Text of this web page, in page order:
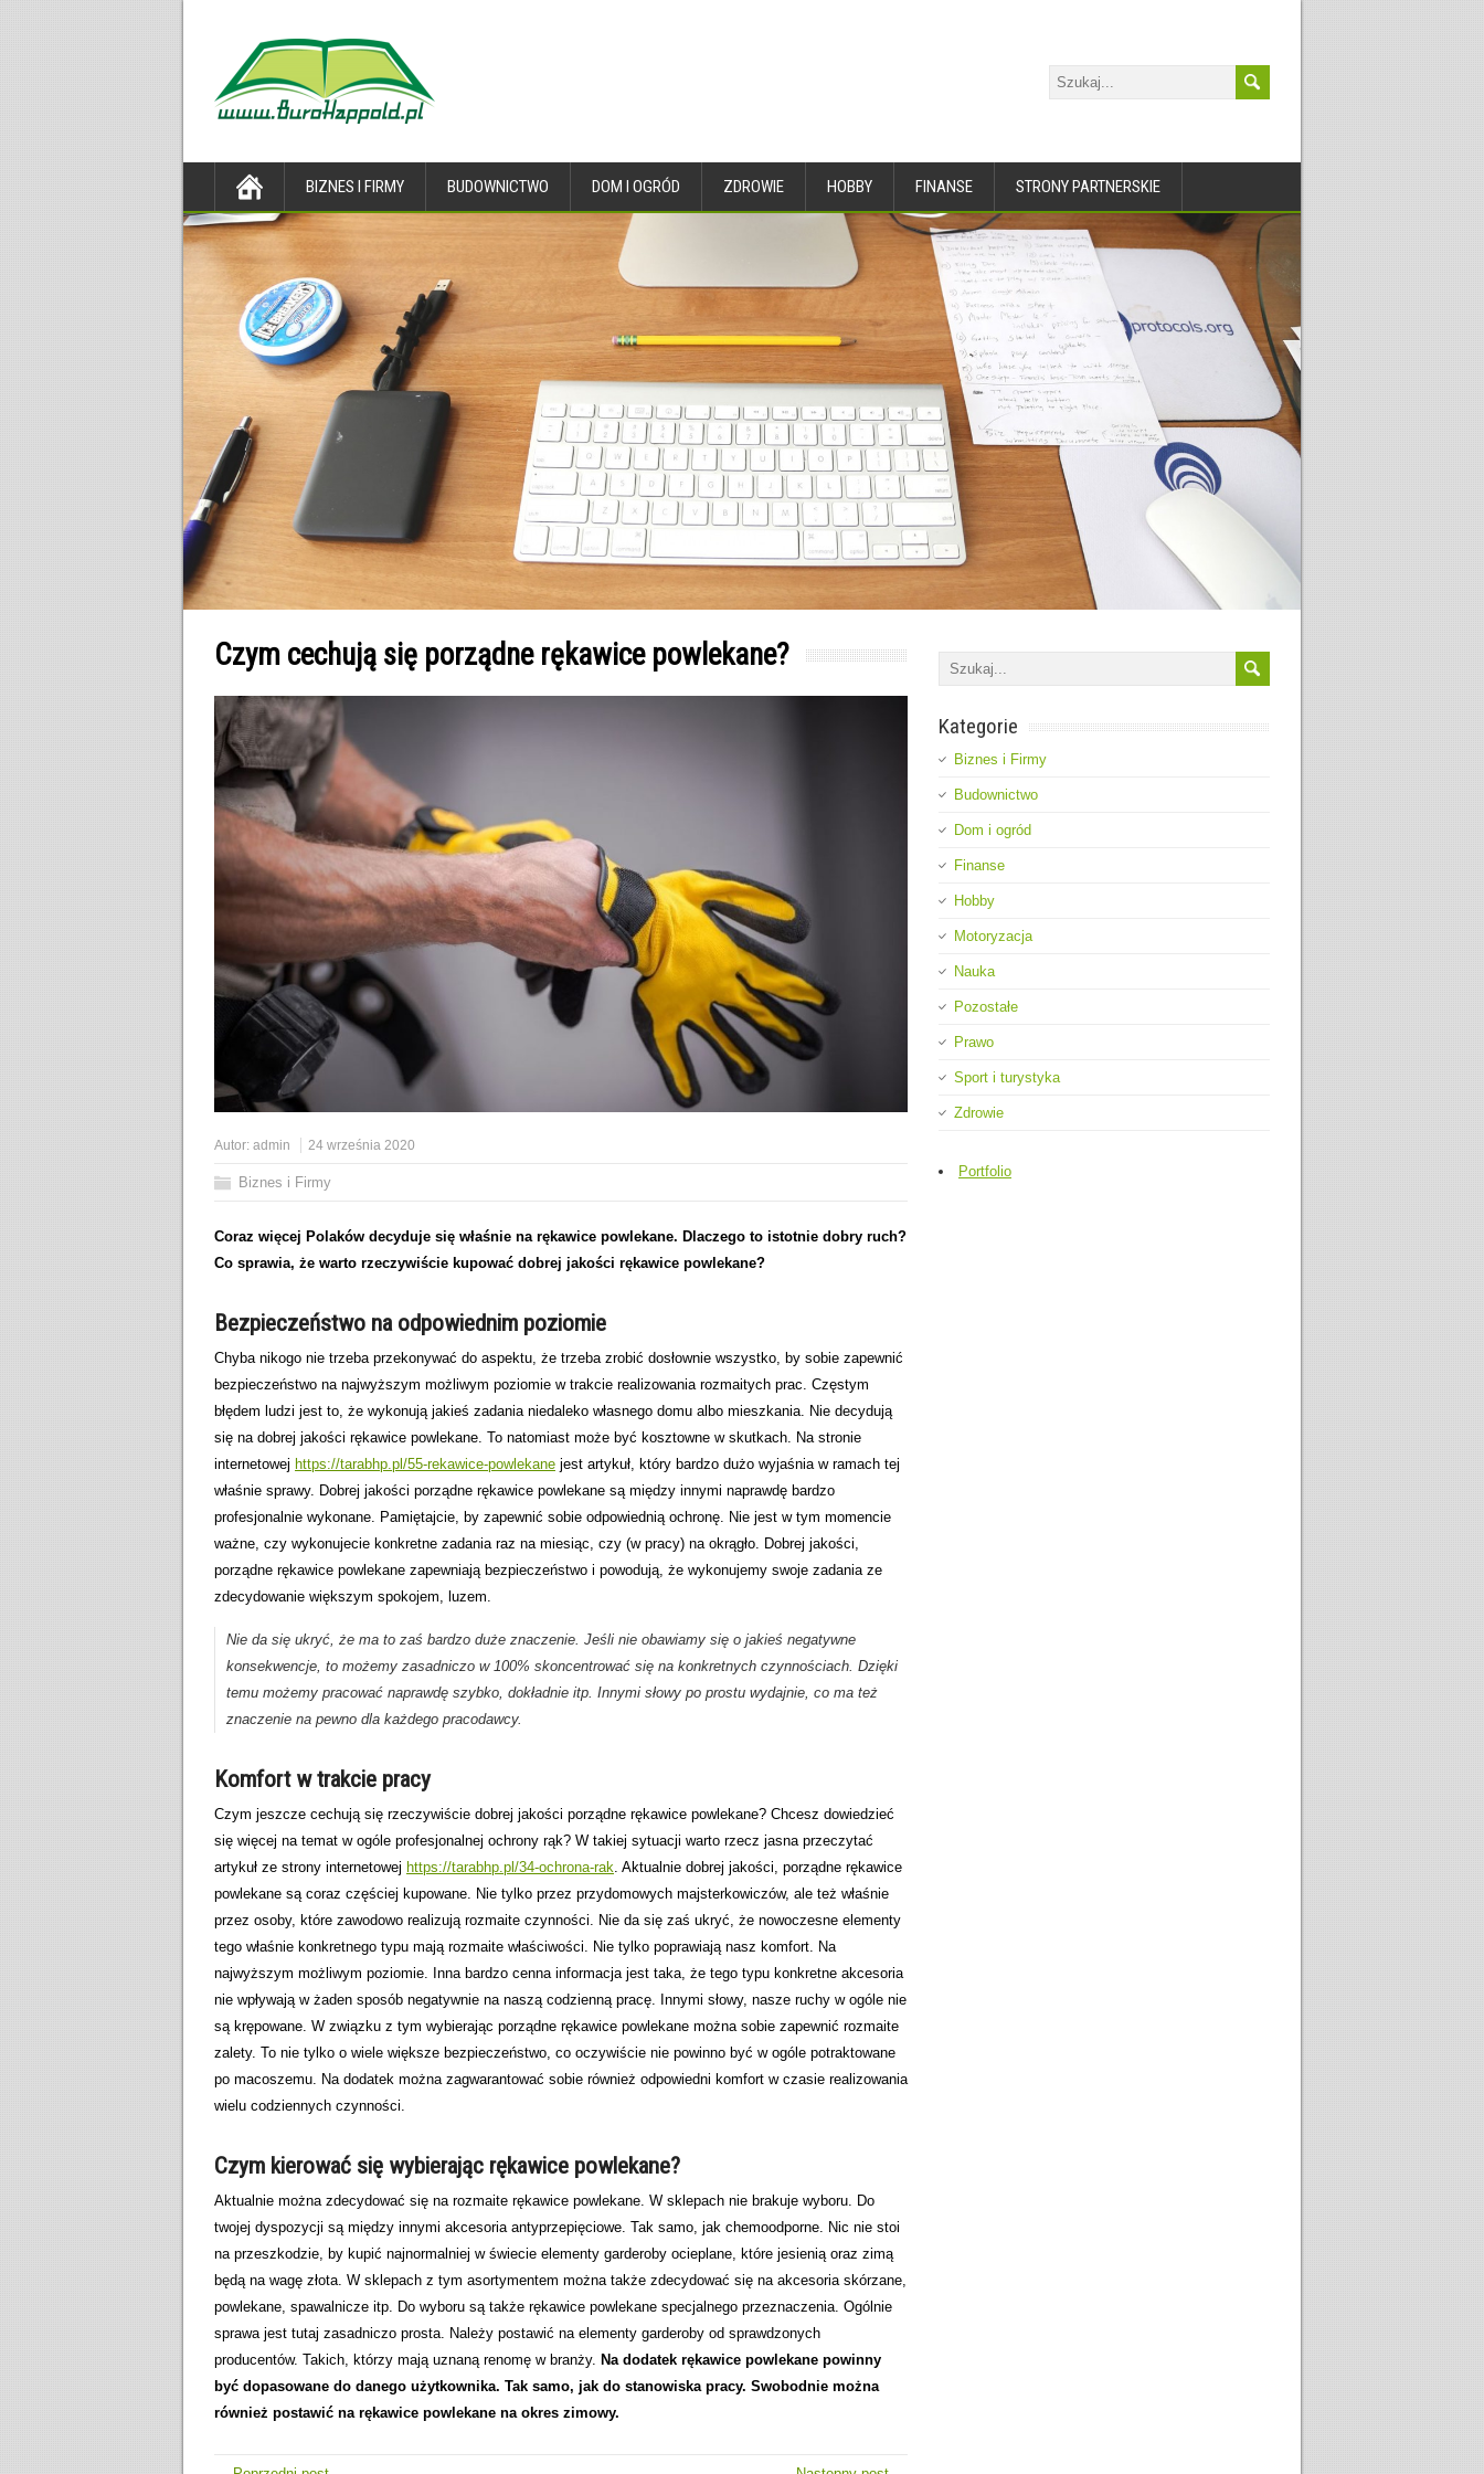
BIZNES I FIRMY BUDOWNICTWO DOM I OGRÓD ZDROWIE HOBBY FINANSE STRONY PARTNERSKIE
Czym cechują się porządne rękawice powlekane?
Autor: admin 24 września 2020
Biznes i Firmy
Coraz więcej Polaków decyduje się właśnie na rękawice powlekane. Dlaczego to istotnie dobry ruch?
Co sprawia, że warto rzeczywiście kupować dobrej jakości rękawice powlekane?
Bezpieczeństwo na odpowiednim poziomie
Chyba nikogo nie trzeba przekonywać do aspektu, że trzeba zrobić dosłownie wszystko, by sobie zapewnić
bezpieczeństwo na najwyższym możliwym poziomie w trakcie realizowania rozmaitych prac. Częstym
błędem ludzi jest to, że wykonują jakieś zadania niedaleko własnego domu albo mieszkania. Nie decydują
się na dobrej jakości rękawice powlekane. To natomiast może być kosztowne w skutkach. Na stronie
internetowej https://tarabhp.pl/55-rekawice-powlekane jest artykuł, który bardzo dużo wyjaśnia w ramach tej
właśnie sprawy. Dobrej jakości porządne rękawice powlekane są między innymi naprawdę bardzo
profesjonalnie wykonane. Pamiętajcie, by zapewnić sobie odpowiednią ochronę. Nie jest w tym momencie
ważne, czy wykonujecie konkretne zadania raz na miesiąc, czy (w pracy) na okrągło. Dobrej jakości,
porządne rękawice powlekane zapewniają bezpieczeństwo i powodują, że wykonujemy swoje zadania ze
zdecydowanie większym spokojem, luzem.
Nie da się ukryć, że ma to zaś bardzo duże znaczenie. Jeśli nie obawiamy się o jakieś negatywne
konsekwencje, to możemy zasadniczo w 100% skoncentrować się na konkretnych czynnościach. Dzięki
temu możemy pracować naprawdę szybko, dokładnie itp. Innymi słowy po prostu wydajnie, co ma też
znaczenie na pewno dla każdego pracodawcy.
Komfort w trakcie pracy
Czym jeszcze cechują się rzeczywiście dobrej jakości porządne rękawice powlekane? Chcesz dowiedzieć
się więcej na temat w ogóle profesjonalnej ochrony rąk? W takiej sytuacji warto rzecz jasna przeczytać
artykuł ze strony internetowej https://tarabhp.pl/34-ochrona-rak. Aktualnie dobrej jakości, porządne rękawice
powlekane są coraz częściej kupowane. Nie tylko przez przydomowych majsterkowiczów, ale też właśnie
przez osoby, które zawodowo realizują rozmaite czynności. Nie da się zaś ukryć, że nowoczesne elementy
tego właśnie konkretnego typu mają rozmaite właściwości. Nie tylko poprawiają nasz komfort. Na
najwyższym możliwym poziomie. Inna bardzo cenna informacja jest taka, że tego typu konkretne akcesoria
nie wpływają w żaden sposób negatywnie na naszą codzienną pracę. Innymi słowy, nasze ruchy w ogóle nie
są krępowane. W związku z tym wybierając porządne rękawice powlekane można sobie zapewnić rozmaite
zalety. To nie tylko o wiele większe bezpieczeństwo, co oczywiście nie powinno być w ogóle potraktowane
po macoszemu. Na dodatek można zagwarantować sobie również odpowiedni komfort w czasie realizowania
wielu codziennych czynności.
Czym kierować się wybierając rękawice powlekane?
Aktualnie można zdecydować się na rozmaite rękawice powlekane. W sklepach nie brakuje wyboru. Do
twojej dyspozycji są między innymi akcesoria antyprzepięciowe. Tak samo, jak chemoodporne. Nic nie stoi
na przeszkodzie, by kupić najnormalniej w świecie elementy garderoby ocieplane, które jesienią oraz zimą
będą na wagę złota. W sklepach z tym asortymentem można także zdecydować się na akcesoria skórzane,
powlekane, spawalnicze itp. Do wyboru są także rękawice powlekane specjalnego przeznaczenia. Ogólnie
sprawa jest tutaj zasadniczo prosta. Należy postawić na elementy garderoby od sprawdzonych
producentów. Takich, którzy mają uznaną renomę w branży. Na dodatek rękawice powlekane powinny
być dopasowane do danego użytkownika. Tak samo, jak do stanowiska pracy. Swobodnie można
również postawić na rękawice powlekane na okres zimowy.
Kategorie
Biznes i Firmy
Budownictwo
Dom i ogród
Finanse
Hobby
Motoryzacja
Nauka
Pozostałe
Prawo
Sport i turystyka
Zdrowie
Portfolio